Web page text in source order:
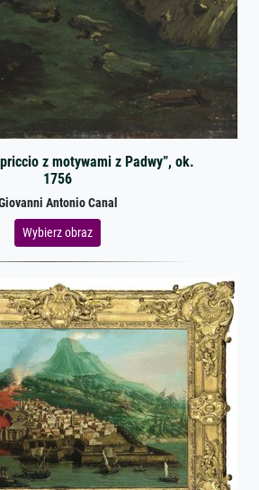
z motywami z Padwy”, ok.
1756
Antonio Canal
Wybierz obraz